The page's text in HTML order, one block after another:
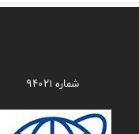
شماره ۹۴۰۲۱